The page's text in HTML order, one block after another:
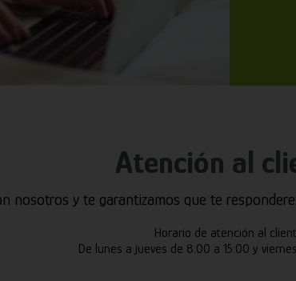
Atención al
nosotros y te garantizamos que te
Horario de atención al
De lunes a jueves de 8:00 a 15:00 y